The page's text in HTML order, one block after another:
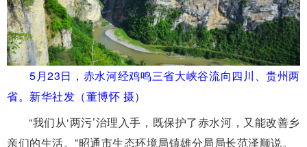
5月23日，赤水河经鸡鸣三省大峡谷流向四川、贵州两
省。新华社发（董博怀 摄）
“我们从‘两污’治理入手，既保护了赤水河，又能改善乡
亲们的生活。”昭通市生态环境局镇雄分局局长范泽顺说。